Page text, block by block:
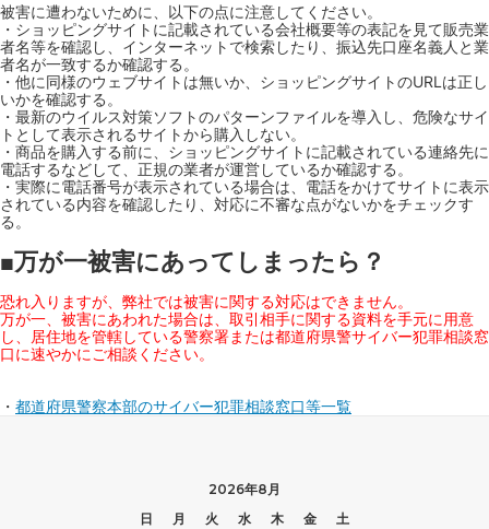
被害に遭わないために、以下の点に注意してください。
・ショッピングサイトに記載されている会社概要等の表記を見て販売業
者名等を確認し、インターネットで検索したり、振込先口座名義人と業
者名が一致するか確認する。
・他に同様のウェブサイトは無いか、ショッピングサイトのURLは正し
いかを確認する。
・最新のウイルス対策ソフトのパターンファイルを導入し、危険なサイ
トとして表示されるサイトから購入しない。
・商品を購入する前に、ショッピングサイトに記載されている連絡先に
電話するなどして、正規の業者が運営しているか確認する。
・実際に電話番号が表示されている場合は、電話をかけてサイトに表示
されている内容を確認したり、対応に不審な点がないかをチェックす
る。
■万が一被害にあってしまったら？
恐れ入りますが、弊社では被害に関する対応はできません。
万が一、被害にあわれた場合は、取引相手に関する資料を手元に用意
し、居住地を管轄している警察署または都道府県警サイバー犯罪相談窓
口に速やかにご相談ください。
・ 都道府県警察本部のサイバー犯罪相談窓口等一覧
2026年8月
日
月 火 水 木 金
土